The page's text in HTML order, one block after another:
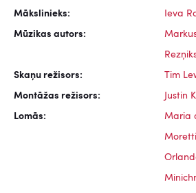
Mākslinieks: Ieva
Mūzikas autors:
Skaņu režisors: Tim
Montāžas režisors: Justin
Lomās: Maria
Moretti